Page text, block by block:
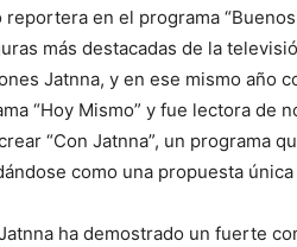
en el programa
más destacadas de la
Jatnna, y en ese mismo año
“Hoy Mismo” y fue lectora de
“Con Jatnna”, un programa
como una propuesta única
ha demostrado un fuerte